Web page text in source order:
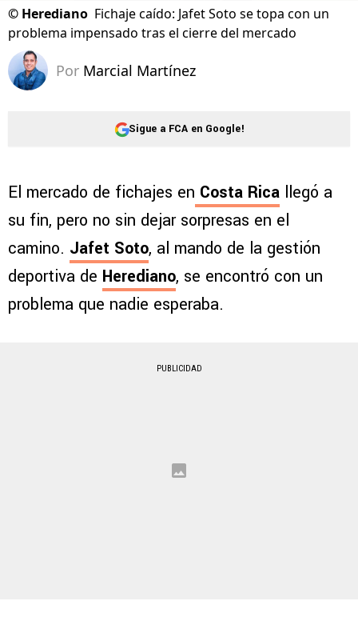
© Herediano Fichaje caído: Jafet Soto se topa con un
problema impensado tras el cierre del mercado
Por Marcial Martínez
Sigue a FCA en Google!
El mercado de fichajes en Costa Rica llegó a
su fin, pero no sin dejar sorpresas en el
camino. Jafet Soto, al mando de la gestión
deportiva de Herediano, se encontró con un
problema que nadie esperaba.
PUBLICIDAD